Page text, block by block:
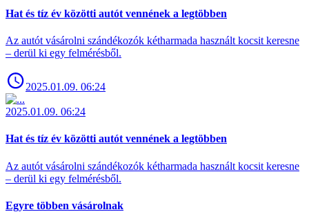
Hat és tíz év közötti autót vennének a legtöbben
Az autót vásárolni szándékozók kétharmada használt kocsit keresne
– derül ki egy felmérésből.
2025.01.09. 06:24
2025.01.09. 06:24
Hat és tíz év közötti autót vennének a legtöbben
Az autót vásárolni szándékozók kétharmada használt kocsit keresne
– derül ki egy felmérésből.
Egyre többen vásárolnak